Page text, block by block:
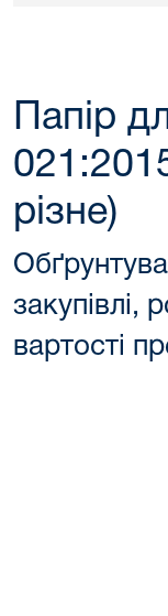
Папір
різне)
закупівлі,
вартості